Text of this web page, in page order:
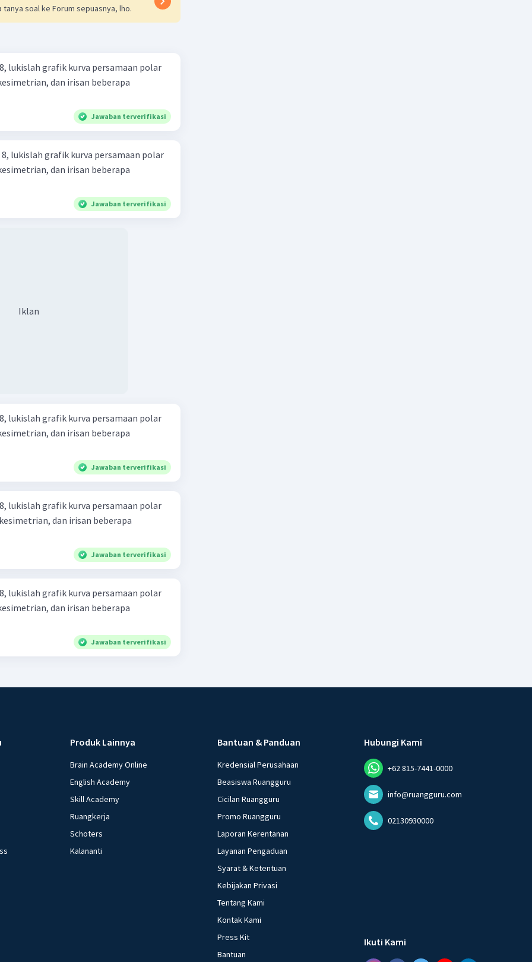
tanya soal ke Forum sepuasnya, lho.
lukislah grafik kurva persamaan polar
dan irisan beberapa
Jawaban terverifikasi
lukislah grafik kurva persamaan polar
dan irisan beberapa
Jawaban terverifikasi
Iklan
lukislah grafik kurva persamaan polar
dan irisan beberapa
Jawaban terverifikasi
lukislah grafik kurva persamaan polar
dan irisan beberapa
Jawaban terverifikasi
lukislah grafik kurva persamaan polar
dan irisan beberapa
Jawaban terverifikasi
Produk Lainnya
Brain Academy Online
English Academy
Skill Academy
Ruangkerja
Schoters
Kalananti
Bantuan & Panduan
Kredensial Perusahaan
Beasiswa Ruangguru
Cicilan Ruangguru
Promo Ruangguru
Laporan Kerentanan
Layanan Pengaduan
Syarat & Ketentuan
Kebijakan Privasi
Tentang Kami
Kontak Kami
Press Kit
Bantuan
Hubungi Kami
+62 815-7441-0000
info@ruangguru.com
02130930000
Ikuti Kami